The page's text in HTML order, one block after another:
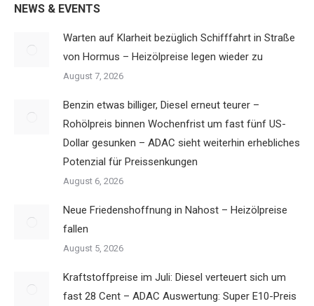
NEWS & EVENTS
Warten auf Klarheit bezüglich Schifffahrt in Straße
von Hormus – Heizölpreise legen wieder zu
August 7, 2026
Benzin etwas billiger, Diesel erneut teurer –
Rohölpreis binnen Wochenfrist um fast fünf US-
Dollar gesunken – ADAC sieht weiterhin erhebliches
Potenzial für Preissenkungen
August 6, 2026
Neue Friedenshoffnung in Nahost – Heizölpreise
fallen
August 5, 2026
Kraftstoffpreise im Juli: Diesel verteuert sich um
fast 28 Cent – ADAC Auswertung: Super E10-Preis